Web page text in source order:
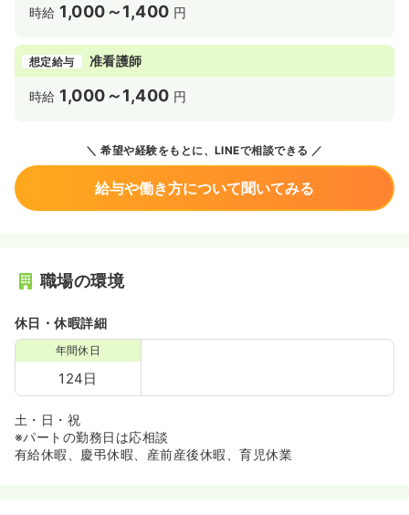
時給 1,000～1,400 円
想定給与 准看護師
時給 1,000～1,400 円
希望や経験をもとに、LINEで相談できる
給与や働き方について聞いてみる
職場の環境
休日・休暇詳細
年間休日
124日
土・日・祝
※パートの勤務日は応相談
有給休暇、慶弔休暇、産前産後休暇、育児休業